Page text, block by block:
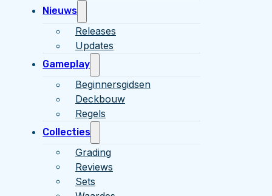
Nieuws
Releases
Updates
Gameplay
Beginnersgidsen
Deckbouw
Regels
Collecties
Grading
Reviews
Sets